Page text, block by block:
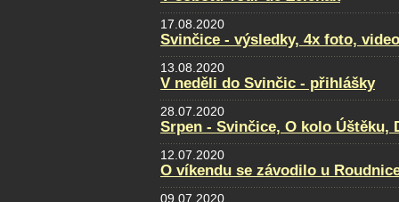
17.08.2020
Svinčice - výsledky, 4x foto,
13.08.2020
V neděli do Svinčic - přihlášky
28.07.2020
Srpen - Svinčice, O kolo Úštěku,
12.07.2020
O víkendu se závodilo u
09.07.2020